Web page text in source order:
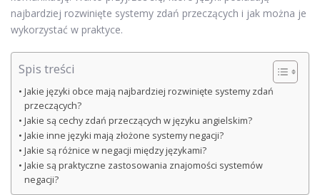
najbardziej rozwinięte systemy zdań przeczących i jak można je
wykorzystać w praktyce.
Spis treści
Jakie języki obce mają najbardziej rozwinięte systemy zdań
przeczących?
Jakie są cechy zdań przeczących w języku angielskim?
Jakie inne języki mają złożone systemy negacji?
Jakie są różnice w negacji między językami?
Jakie są praktyczne zastosowania znajomości systemów
negacji?